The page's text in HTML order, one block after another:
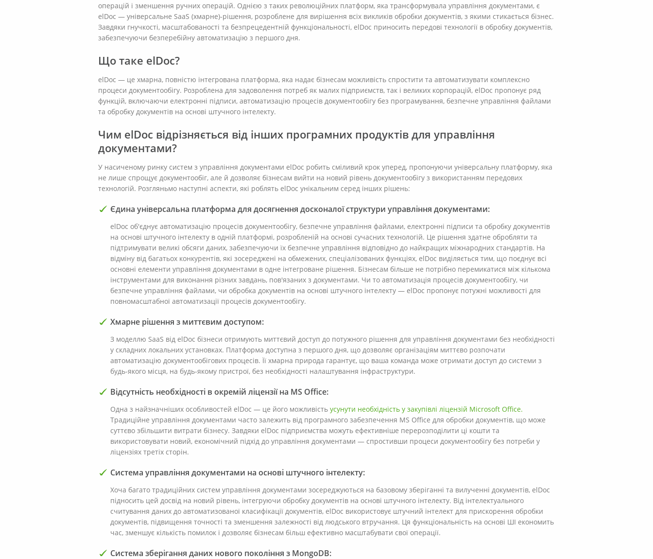
операцій і зменшення ручних операцій. Однією з таких революційних платформ, яка трансформувала управління документами, є
elDoc — універсальне SaaS (хмарне)-рішення, розроблене для вирішення всіх викликів обробки документів, з якими стикається бізнес.
Завдяки гнучкості, масштабованості та безпрецедентній функціональності, elDoc приносить передові технології в обробку документів,
забезпечуючи безперебійну автоматизацію з першого дня.
Що таке elDoc?
elDoc — це хмарна, повністю інтегрована платформа, яка надає бізнесам можливість спростити та автоматизувати комплексно
процеси документообігу. Розроблена для задоволення потреб як малих підприємств, так і великих корпорацій, elDoc пропонує ряд
функцій, включаючи електронні підписи, автоматизацію процесів документообігу без програмування, безпечне управління файлами
та обробку документів на основі штучного інтелекту.
Чим elDoc відрізняється від інших програмних продуктів для управління
документами?
У насиченому ринку систем з управління документами elDoc робить сміливий крок уперед, пропонуючи універсальну платформу, яка
не лише спрощує документообіг, але й дозволяє бізнесам вийти на новий рівень документообігу з використанням передових
технологій. Розгляньмо наступні аспекти, які роблять elDoc унікальним серед інших рішень:
Єдина універсальна платформа для досягнення досконалої структури управління документами:
elDoc об'єднує автоматизацію процесів документообігу, безпечне управління файлами, електронні підписи та обробку документів
на основі штучного інтелекту в одній платформі, розробленій на основі сучасних технологій. Це рішення здатне обробляти та
підтримувати великі обсяги даних, забезпечуючи їх безпечне управління відповідно до найкращих міжнародних стандартів. На
відміну від багатьох конкурентів, які зосереджені на обмежених, спеціалізованих функціях, elDoc виділяється тим, що поєднує всі
основні елементи управління документами в одне інтегроване рішення. Бізнесам більше не потрібно перемикатися між кількома
інструментами для виконання різних завдань, пов'язаних з документами. Чи то автоматизація процесів документообігу, чи
безпечне управління файлами, чи обробка документів на основі штучного інтелекту — elDoc пропонує потужні можливості для
повномасштабної автоматизації процесів документообігу.
Хмарне рішення з миттєвим доступом:
З моделлю SaaS від elDoc бізнеси отримують миттєвий доступ до потужного рішення для управління документами без необхідності
у складних локальних установках. Платформа доступна з першого дня, що дозволяє організаціям миттєво розпочати
автоматизацію документообігових процесів. Її хмарна природа гарантує, що ваша команда може отримати доступ до системи з
будь-якого місця, на будь-якому пристрої, без необхідності налаштування інфраструктури.
Відсутність необхідності в окремій ліцензії на MS Office:
Одна з найзначніших особливостей elDoc — це його можливість усунути необхідність у закупівлі ліцензій Microsoft Office.
Традиційне управління документами часто залежить від програмного забезпечення MS Office для обробки документів, що може
суттєво збільшити витрати бізнесу. Завдяки elDoc підприємства можуть ефективніше перерозподілити ці кошти та
використовувати новий, економічний підхід до управління документами — спростивши процеси документообігу без потреби у
ліцензіях третіх сторін.
Система управління документами на основі штучного інтелекту:
Хоча багато традиційних систем управління документами зосереджуються на базовому зберіганні та вилученні документів, elDoc
підносить цей досвід на новий рівень, інтегруючи обробку документів на основі штучного інтелекту. Від інтелектуального
считування даних до автоматизованої класифікації документів, elDoc використовує штучний інтелект для прискорення обробки
документів, підвищення точності та зменшення залежності від людського втручання. Ця функціональність на основі ШІ економить
час, зменшує кількість помилок і дозволяє бізнесам більш ефективно масштабувати свої операції.
Система зберігання даних нового покоління з MongoDB: